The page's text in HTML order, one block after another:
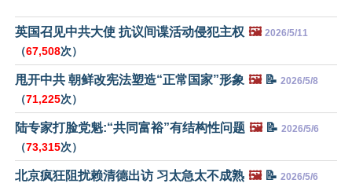
英国召见中共大使 抗议间谍活动侵犯主权 🖼️ 2026/5/11
（67,508次）
甩开中共 朝鲜改宪法塑造“正常国家”形象 🖼️📝 2026/5/8
（71,225次）
陆专家打脸党魁:“共同富裕”有结构性问题 🖼️📝 2026/5/6
（73,315次）
北京疯狂阻扰赖清德出访 习太急太不成熟 🖼️📝 2026/5/6